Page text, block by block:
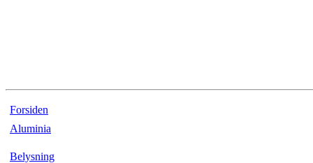
Forsiden
Aluminia
Belysning